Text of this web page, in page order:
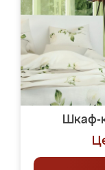
Шкаф-